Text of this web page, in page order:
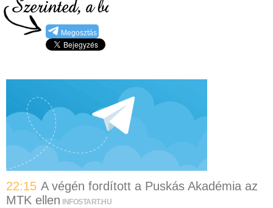
Megosztás
22:15 A végén fordított a Puskás Akadémia az
MTK ellen
INFOSTART.HU